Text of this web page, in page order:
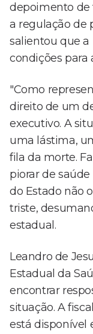
depoimento de
a regulação de
salientou que a
condições para
"Como
direito de um
executivo. A
uma lástima,
fila da morte.
piorar de
do Estado não
triste,
estadual.
Leandro de
Estadual da
encontrar
situação. A
está disponível